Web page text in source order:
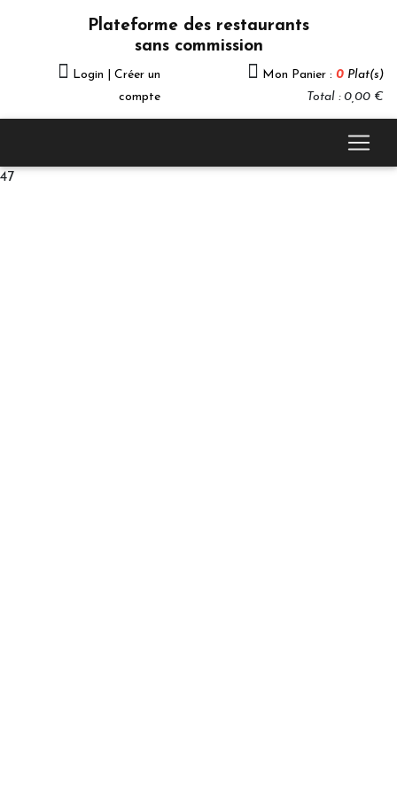
Plateforme des restaurants
sans commission
Login | Créer un
compte
Mon Panier : 0 Plat(s)
Total : 0,00 €
47